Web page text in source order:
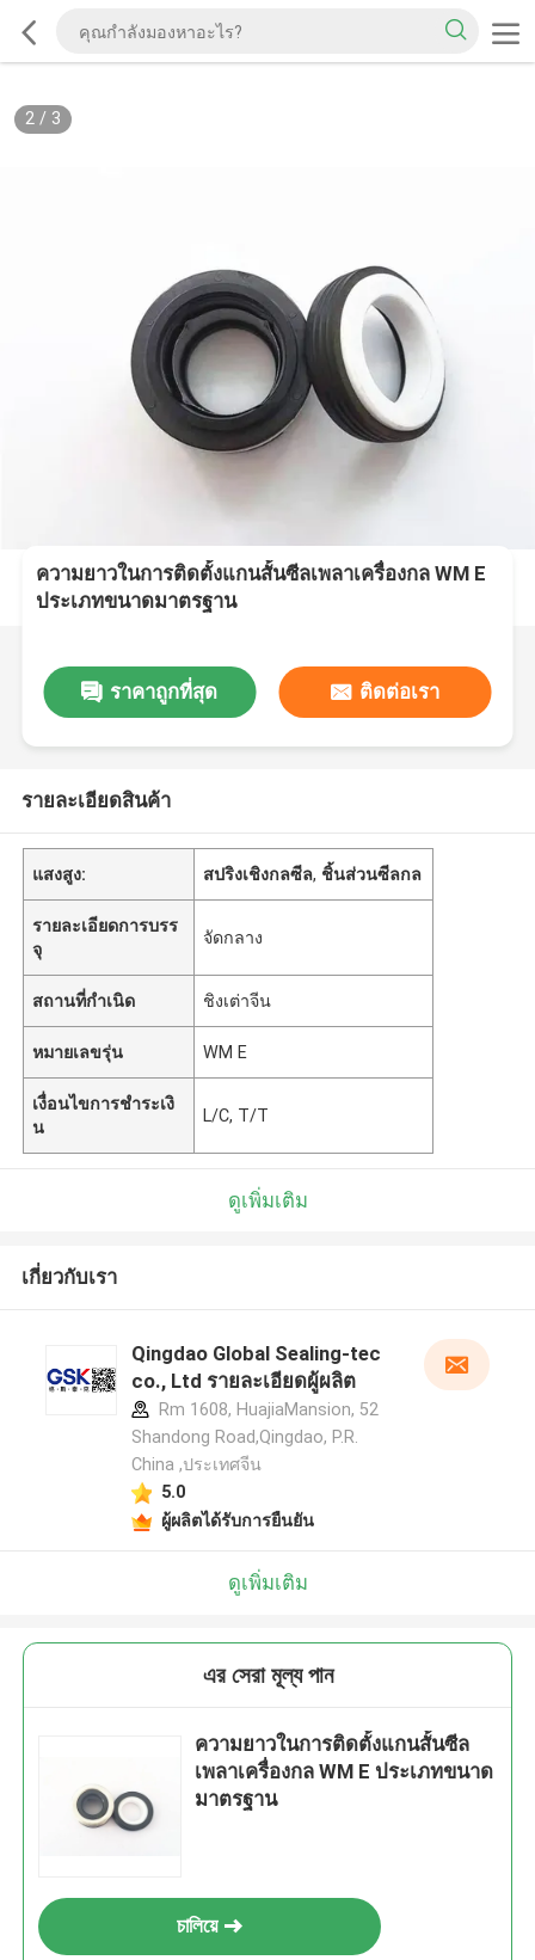
2/ 3
ความยาวในการติดตั้งแกนสั้นซีลเพลาเครื่องกล WM E
ประเภทขนาดมาตรฐาน
ราคาถูกที่สุด ติดต่อเรา
รายละเอียดสินค้า
แสงสูง: สปริงเชิงกลซีล, ชิ้นส่วนซีลกล
รายละเอียดการบรร
จุ
จัดกลาง
สถานที่กำเนิด ชิงเต่าจีน
หมายเลขรุ่น WM E
เงื่อนไขการชำระเงิ
น
L/C, T/T
ดูเพิ่มเติม
เกี่ยวกับเรา
Qingdao Global Sealing-tec
co., Ltd รายละเอียดผู้ผลิต
Rm 1608, HuajiaMansion, 52
Shandong Road,Qingdao, P.R.
China ,ประเทศจีน
5.0
ผู้ผลิตได้รับการยืนยัน
ดูเพิ่มเติม
এর সেরা মূল্য পান
ความยาวในการติดตั้งแกนสั้นซีล
เพลาเครื่องกล WM E ประเภทขนาด
มาตรฐาน
চালিয়ে